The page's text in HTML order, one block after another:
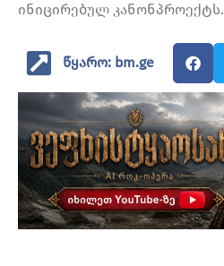
ინიცირებულ კანონპროექტს.
წყარო: bm.ge